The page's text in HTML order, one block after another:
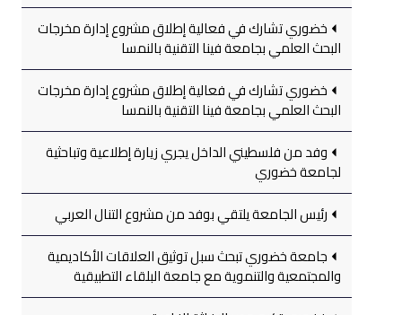
خضوري تشارك في فعالية إطلاق مشروع إدارة مخرجات
البحث العلمي بجامعة فينا التقنية بالنمسا
خضوري تشارك في فعالية إطلاق مشروع إدارة مخرجات
البحث العلمي بجامعة فينا التقنية بالنمسا
وفد من فلسطيني الداخل يجري زيارة إطلاعية وتباحثية
لجامعة خضوري
رئيس الجامعة يلتقي بوفد من مشروع التنال العربي
جامعة خضوري تبحث سبل توثيق العلاقات الأكاديمية
والمجتمعية والتنموية مع جامعة البلقاء التطبيقية